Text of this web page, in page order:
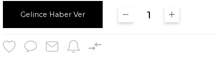
Gelince Haber Ver